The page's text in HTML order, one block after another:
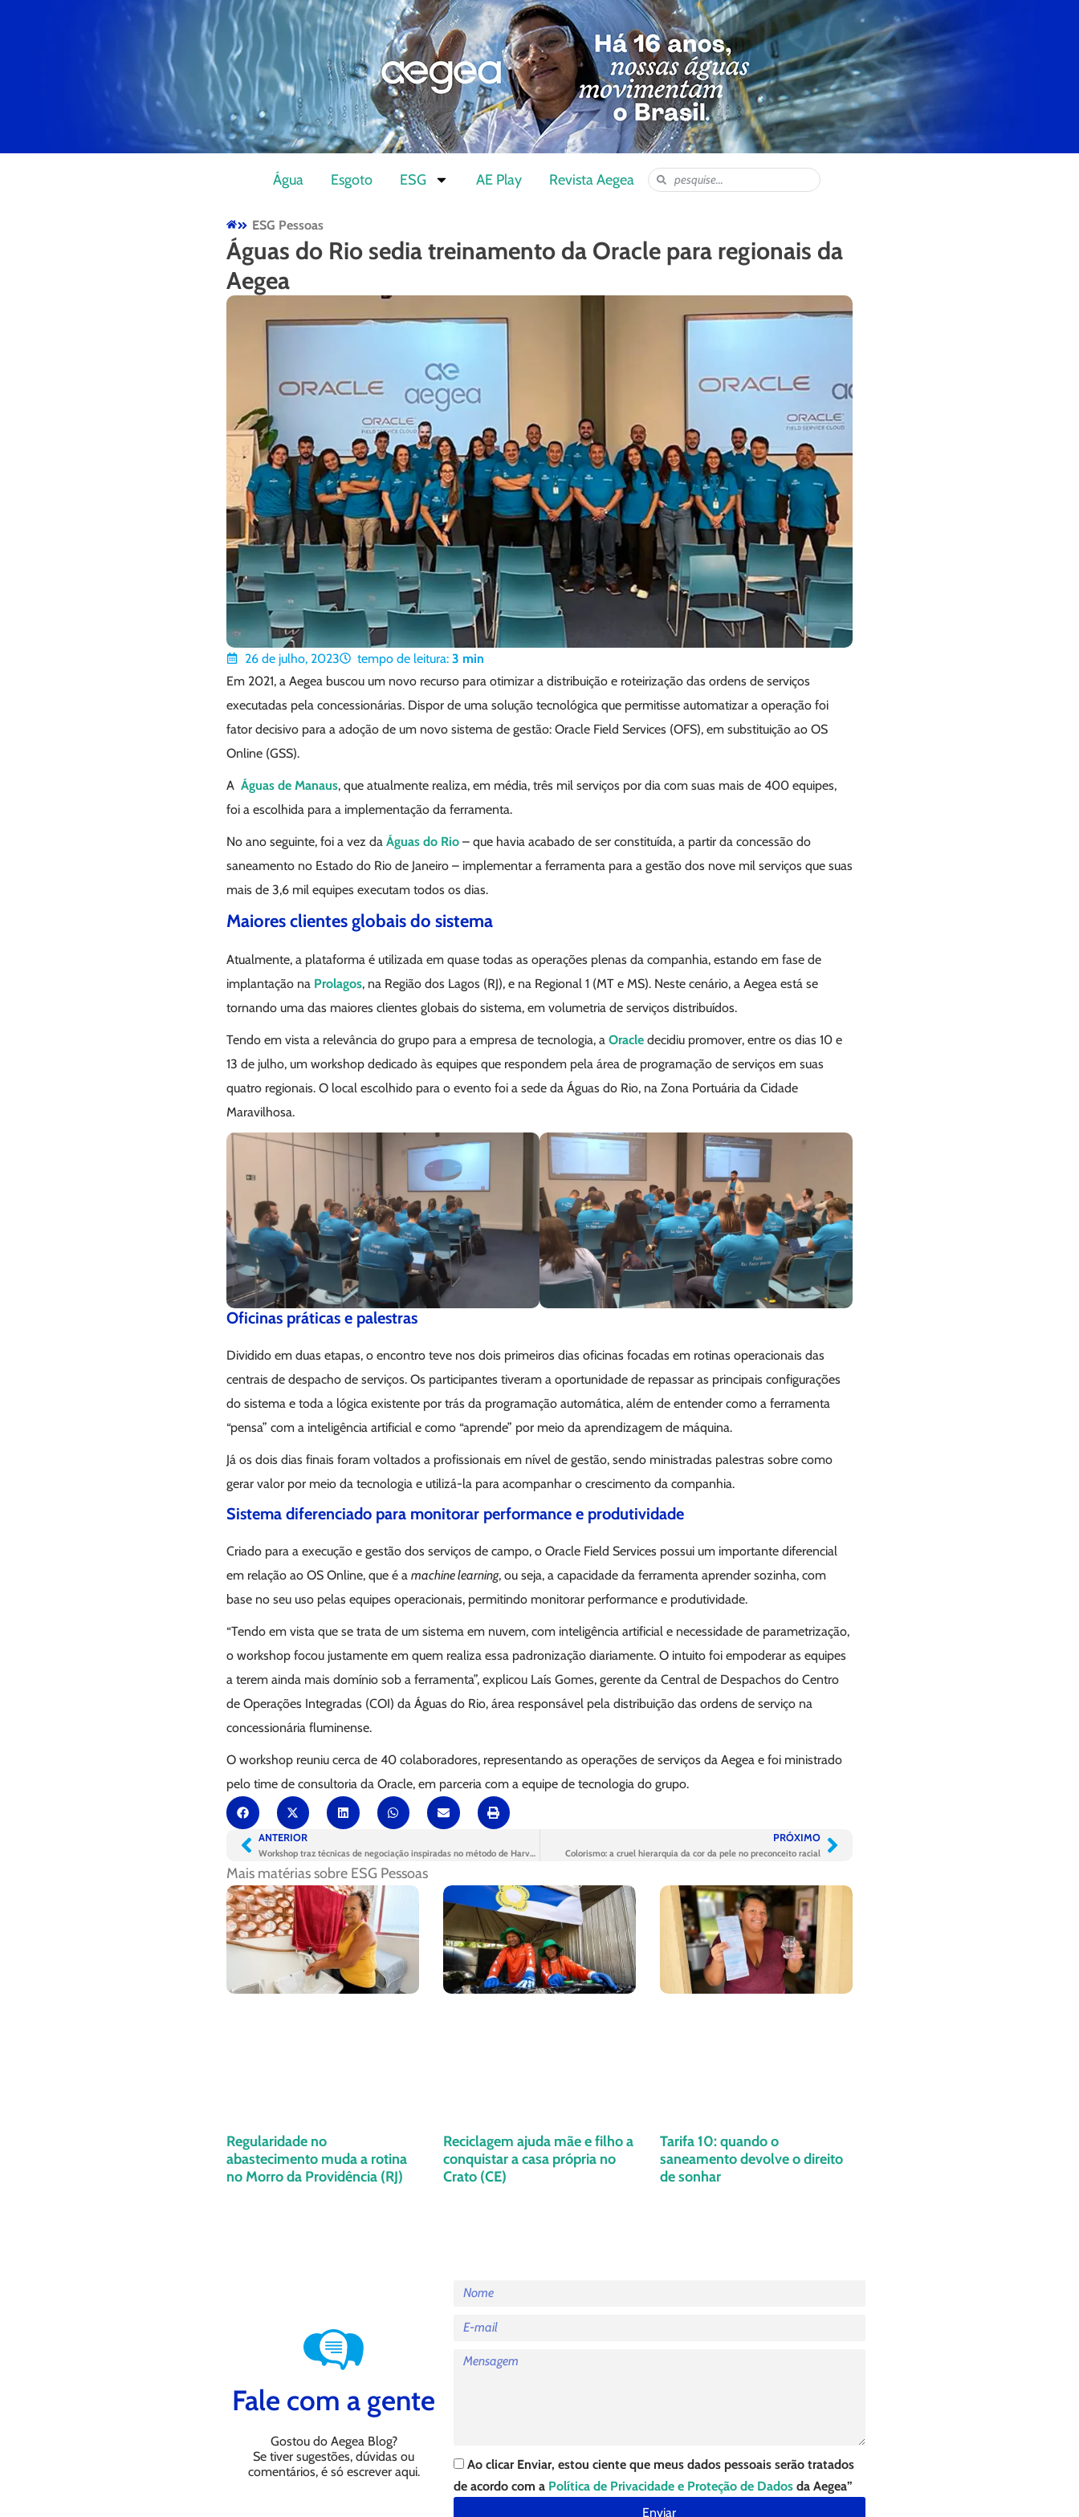
Água Esgoto ESG AE Play Revista Aegea
ESG Pessoas
Águas do Rio sedia treinamento da Oracle para regionais da
Aegea
26 de julho, 2023 tempo de leitura: 3 min
Em 2021, a Aegea buscou um novo recurso para otimizar a distribuição e roteirização das ordens de serviços
executadas pela concessionárias. Dispor de uma solução tecnológica que permitisse automatizar a operação foi
fator decisivo para a adoção de um novo sistema de gestão: Oracle Field Services (OFS), em substituição ao OS
Online (GSS).
A Águas de Manaus, que atualmente realiza, em média, três mil serviços por dia com suas mais de 400 equipes,
foi a escolhida para a implementação da ferramenta.
No ano seguinte, foi a vez da Águas do Rio – que havia acabado de ser constituída, a partir da concessão do
saneamento no Estado do Rio de Janeiro – implementar a ferramenta para a gestão dos nove mil serviços que suas
mais de 3,6 mil equipes executam todos os dias.
Maiores clientes globais do sistema
Atualmente, a plataforma é utilizada em quase todas as operações plenas da companhia, estando em fase de
implantação na Prolagos, na Região dos Lagos (RJ), e na Regional 1 (MT e MS). Neste cenário, a Aegea está se
tornando uma das maiores clientes globais do sistema, em volumetria de serviços distribuídos.
Tendo em vista a relevância do grupo para a empresa de tecnologia, a Oracle decidiu promover, entre os dias 10 e
13 de julho, um workshop dedicado às equipes que respondem pela área de programação de serviços em suas
quatro regionais. O local escolhido para o evento foi a sede da Águas do Rio, na Zona Portuária da Cidade
Maravilhosa.
Oficinas práticas e palestras
Dividido em duas etapas, o encontro teve nos dois primeiros dias oficinas focadas em rotinas operacionais das
centrais de despacho de serviços. Os participantes tiveram a oportunidade de repassar as principais configurações
do sistema e toda a lógica existente por trás da programação automática, além de entender como a ferramenta
“pensa” com a inteligência artificial e como “aprende” por meio da aprendizagem de máquina.
Já os dois dias finais foram voltados a profissionais em nível de gestão, sendo ministradas palestras sobre como
gerar valor por meio da tecnologia e utilizá-la para acompanhar o crescimento da companhia.
Sistema diferenciado para monitorar performance e produtividade
Criado para a execução e gestão dos serviços de campo, o Oracle Field Services possui um importante diferencial
em relação ao OS Online, que é a machine learning, ou seja, a capacidade da ferramenta aprender sozinha, com
base no seu uso pelas equipes operacionais, permitindo monitorar performance e produtividade.
“Tendo em vista que se trata de um sistema em nuvem, com inteligência artificial e necessidade de parametrização,
o workshop focou justamente em quem realiza essa padronização diariamente. O intuito foi empoderar as equipes
a terem ainda mais domínio sob a ferramenta”, explicou Laís Gomes, gerente da Central de Despachos do Centro
de Operações Integradas (COI) da Águas do Rio, área responsável pela distribuição das ordens de serviço na
concessionária fluminense.
O workshop reuniu cerca de 40 colaboradores, representando as operações de serviços da Aegea e foi ministrado
pelo time de consultoria da Oracle, em parceria com a equipe de tecnologia do grupo.
ANTERIOR
Workshop traz técnicas de negociação inspiradas no método de Harvard
PRÓXIMO
Colorismo: a cruel hierarquia da cor da pele no preconceito racial
Mais matérias sobre ESG Pessoas
Regularidade no
abastecimento muda a rotina
no Morro da Providência (RJ)
Reciclagem ajuda mãe e filho a
conquistar a casa própria no
Crato (CE)
Tarifa 10: quando o
saneamento devolve o direito
de sonhar
Fale com a gente
Gostou do Aegea Blog?
Se tiver sugestões, dúvidas ou
comentários, é só escrever aqui.
Ao clicar Enviar, estou ciente que meus dados pessoais serão tratados
de acordo com a Política de Privacidade e Proteção de Dadosda Aegea”
Enviar